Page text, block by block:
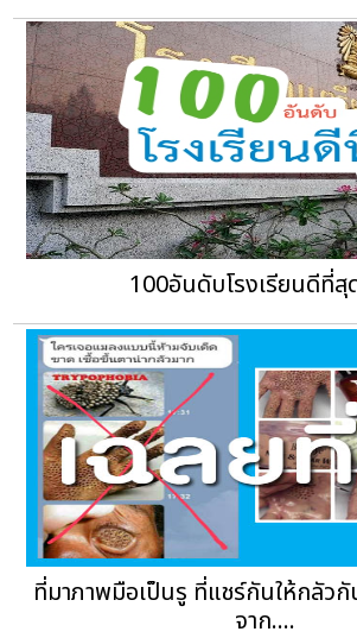
100อันดับโรงเรียนดีที่
ที่มาภาพมือเป็นรู ที่แชร์กันให้กลัว
จาก....